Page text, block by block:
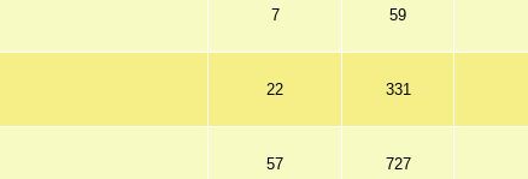
7 59
22 331
57 727